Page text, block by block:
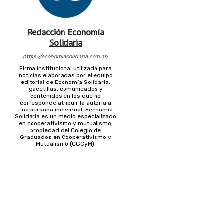
Redacción Economía
Solidaria
https://economiasolidaria.com.ar/
Firma institucional utilizada para
noticias elaboradas por el equipo
editorial de Economía Solidaria,
gacetillas, comunicados y
contenidos en los que no
corresponde atribuir la autoría a
una persona individual. Economía
Solidaria es un medio especializado
en cooperativismo y mutualismo,
propiedad del Colegio de
Graduados en Cooperativismo y
Mutualismo (CGCyM).